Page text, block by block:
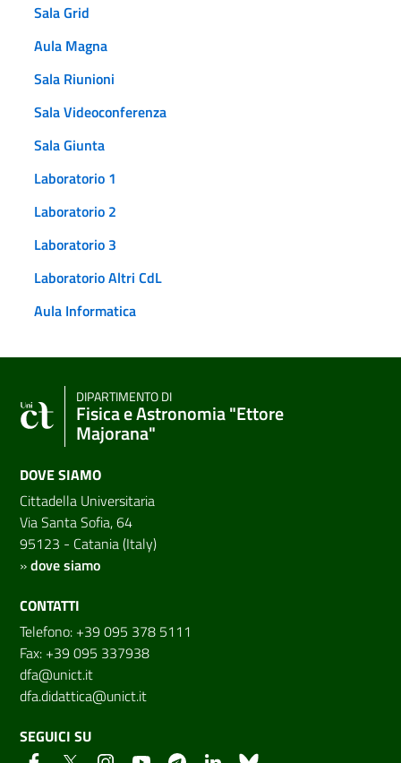
Sala Grid
Aula Magna
Sala Riunioni
Sala Videoconferenza
Sala Giunta
Laboratorio 1
Laboratorio 2
Laboratorio 3
Laboratorio Altri CdL
Aula Informatica
DIPARTIMENTO DI
Fisica e Astronomia "Ettore
Majorana"
DOVE SIAMO
Cittadella Universitaria
Via Santa Sofia, 64
95123 - Catania (Italy)
»dove siamo
CONTATTI
Telefono: +39 095 378 5111
Fax: +39 095 337938
dfa@unict.it
dfa.didattica@unict.it
SEGUICI SU